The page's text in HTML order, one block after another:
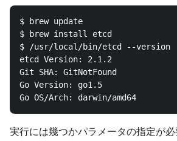
$ brew update
$ brew install etcd
$ /usr/local/bin/etcd --version
etcd Version: 2.1.2
Git SHA: GitNotFound
Go Version: go1.5
実行には幾つかパラメータの指定が